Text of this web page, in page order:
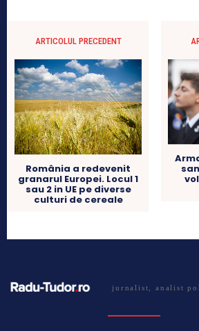
ARTICOLUL PRECEDENT
România a redevenit
granarul Europei. Locul 1
sau 2 in UE pe diverse
culturi de cereale
jurnalist, analist